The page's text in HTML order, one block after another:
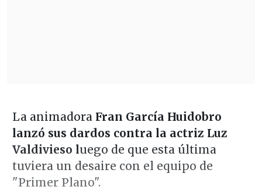
La animadora Fran García Huidobro
lanzó sus dardos contra la actriz Luz
Valdivieso luego de que esta última
tuviera un desaire con el equipo de
"Primer Plano".